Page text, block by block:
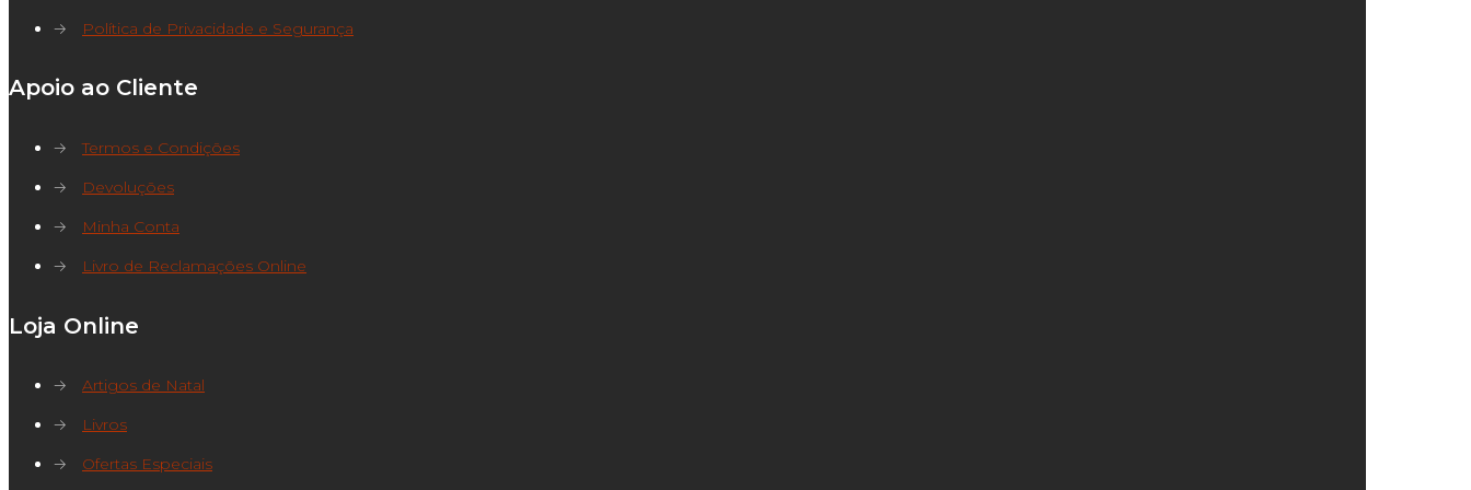
→
Política de Privacidade e Segurança
Apoio ao Cliente
→
Termos e Condições
→
Devoluções
→
Minha Conta
→
Livro de Reclamações Online
Loja Online
→
Artigos de Natal
→
Livros
→
Ofertas Especiais